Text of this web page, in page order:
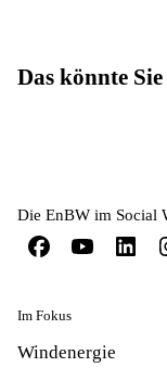
Das könnte
Die EnBW im Social
Im Fokus
Windenergie